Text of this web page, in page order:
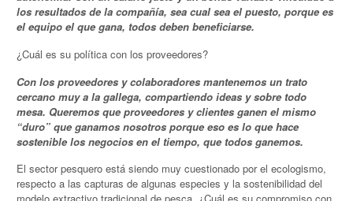
los resultados de la compañía, sea cual sea el puesto, porque es
el equipo el que gana, todos deben beneficiarse.
¿Cuál es su política con los proveedores?
Con los proveedores y colaboradores mantenemos un trato
cercano muy a la gallega, compartiendo ideas y sobre todo
mesa. Queremos que proveedores y clientes ganen el mismo
“duro” que ganamos nosotros porque eso es lo que hace
sostenible los negocios en el tiempo, que todos ganemos.
El sector pesquero está siendo muy cuestionado por el ecologismo,
respecto a las capturas de algunas especies y la sostenibilidad del